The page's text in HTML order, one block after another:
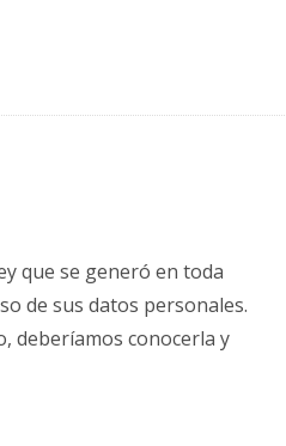
que se generó en toda
de sus datos personales.
deberíamos conocerla y